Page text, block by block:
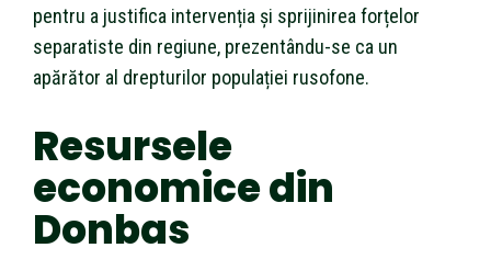
pentru a justifica intervenția și sprijinirea forțelor
separatiste din regiune, prezentându-se ca un
apărător al drepturilor populației rusofone.
Resursele
economice din
Donbas